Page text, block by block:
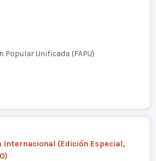
Popular Unificada (FAPU)
Internacional (Edición Especial,